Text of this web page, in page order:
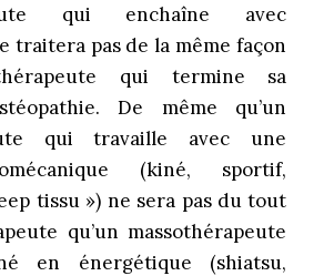
qui enchaîne avec
traitera pas de la même façon
qui termine sa
De même qu’un
qui travaille avec une
(kiné, sportif,
tissu ») ne sera pas du tout
qu’un massothérapeute
en énergétique (shiatsu,